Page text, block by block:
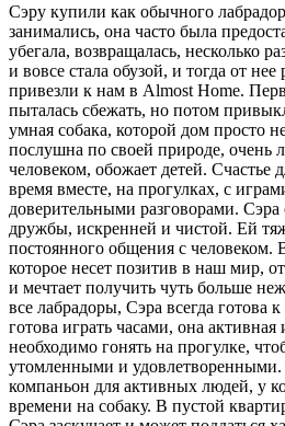
Сэру купили как обычного
занимались, она часто была
убегала, возвращалась, несколько
и вовсе стала обузой, и тогда от
привезли к нам в Almost Home.
пыталась сбежать, но потом
умная собака, которой дом просто
послушна по своей природе, очень
человеком, обожает детей. Счастье
время вместе, на прогулках, с
доверительными разговорами. Сэра
дружбы, искренней и чистой. Ей
постоянного общения с человеком.
которое несет позитив в наш мир,
и мечтает получить чуть больше
все лабрадоры, Сэра всегда
готова играть часами, она
необходимо гонять на прогулке,
утомленными и
компаньон для активных людей, у
времени на собаку. В пустой